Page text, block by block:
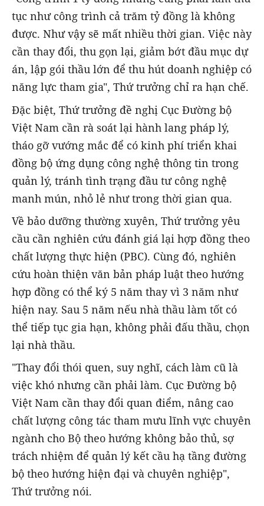
tục như công trình cả trăm tỷ đồng là không
được. Như vậy sẽ mất nhiều thời gian. Việc này
cần thay đổi, thu gọn lại, giảm bớt đầu mục dự
án, lập gói thầu lớn để thu hút doanh nghiệp có
năng lực tham gia", Thứ trưởng chỉ ra hạn chế.
Đặc biệt, Thứ trưởng đề nghị Cục Đường bộ
Việt Nam cần rà soát lại hành lang pháp lý,
tháo gỡ vướng mắc để có kinh phí triển khai
đồng bộ ứng dụng công nghệ thông tin trong
quản lý, tránh tình trạng đầu tư công nghệ
manh mún, nhỏ lẻ như trong thời gian qua.
Về bảo dưỡng thường xuyên, Thứ trưởng yêu
cầu cần nghiên cứu đánh giá lại hợp đồng theo
chất lượng thực hiện (PBC). Cùng đó, nghiên
cứu hoàn thiện văn bản pháp luật theo hướng
hợp đồng có thể ký 5 năm thay vì 3 năm như
hiện nay. Sau 5 năm nếu nhà thầu làm tốt có
thể tiếp tục gia hạn, không phải đấu thầu, chọn
lại nhà thầu.
"Thay đổi thói quen, suy nghĩ, cách làm cũ là
việc khó nhưng cần phải làm. Cục Đường bộ
Việt Nam cần thay đổi quan điểm, nâng cao
chất lượng công tác tham mưu lĩnh vực chuyên
ngành cho Bộ theo hướng không bảo thủ, sợ
trách nhiệm để quản lý kết cầu hạ tầng đường
bộ theo hướng hiện đại và chuyên nghiệp",
Thứ trưởng nói.